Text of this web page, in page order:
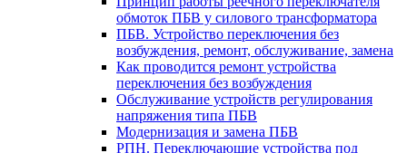
обмоток ПБВ у силового трансформатора
ПБВ. Устройство переключения без
возбуждения, ремонт, обслуживание, замена
Как проводится ремонт устройства
переключения без возбуждения
Обслуживание устройств регулирования
напряжения типа ПБВ
Модернизация и замена ПБВ
РПН. Переключающие устройства под